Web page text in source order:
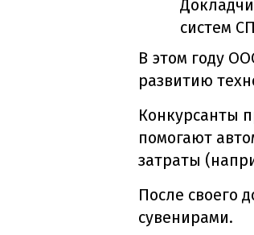
систем
В этом году
развитию
Конкурсанты
помогают
затраты
После своего
сувенирами.